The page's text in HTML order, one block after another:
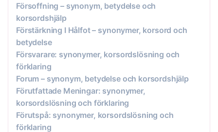
Försoffning – synonym, betydelse och
korsordshjälp
Förstärkning I Hålfot – synonymer, korsord och
betydelse
Försvarare: synonymer, korsordslösning och
förklaring
Forum – synonym, betydelse och korsordshjälp
Förutfattade Meningar: synonymer,
korsordslösning och förklaring
Förutspå: synonymer, korsordslösning och
förklaring